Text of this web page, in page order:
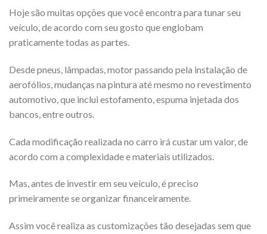
Hoje são muitas opções que você encontra para tunar seu
veículo, de acordo com seu gosto que englobam
praticamente todas as partes.
Desde pneus, lâmpadas, motor passando pela instalação de
aerofólios, mudanças na pintura até mesmo no revestimento
automotivo, que inclui estofamento, espuma injetada dos
bancos, entre outros.
Cada modificação realizada no carro irá custar um valor, de
acordo com a complexidade e materiais utilizados.
Mas, antes de investir em seu veículo, é preciso
primeiramente se organizar financeiramente.
Assim você realiza as customizações tão desejadas sem que